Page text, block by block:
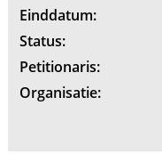
Einddatum:
Status:
Petitionaris:
Organisatie: